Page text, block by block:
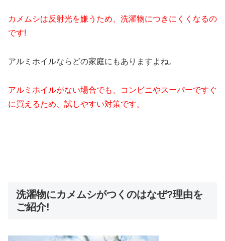
カメムシは反射光を嫌うため、洗濯物につきにくくなるの
です!
アルミホイルならどの家庭にもありますよね。
アルミホイルがない場合でも、コンビニやスーパーですぐ
に買えるため、試しやすい対策です。
洗濯物にカメムシがつくのはなぜ?理由を
ご紹介!